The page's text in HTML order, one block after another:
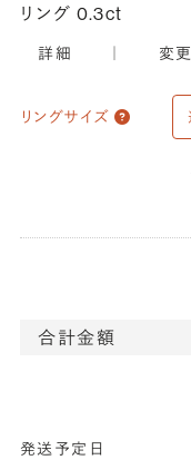
リング 0.3ct
詳細 変更
リングサイズ
合計金額
発送予定日